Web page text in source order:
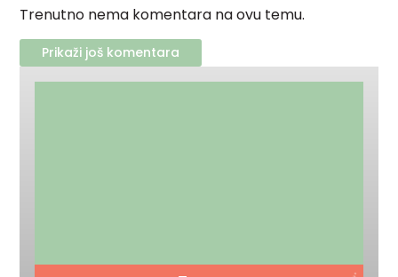
Trenutno nema komentara na ovu temu.
Prikaži još komentara